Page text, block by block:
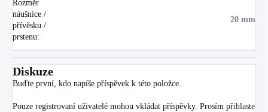
Rozměr
náušnice /
přívěsku /
prstenu:
20 mm
Diskuze
Buďte první, kdo napíše příspěvek k této položce.
Pouze registrovaní uživatelé mohou vkládat příspěvky. Prosím přihlaste